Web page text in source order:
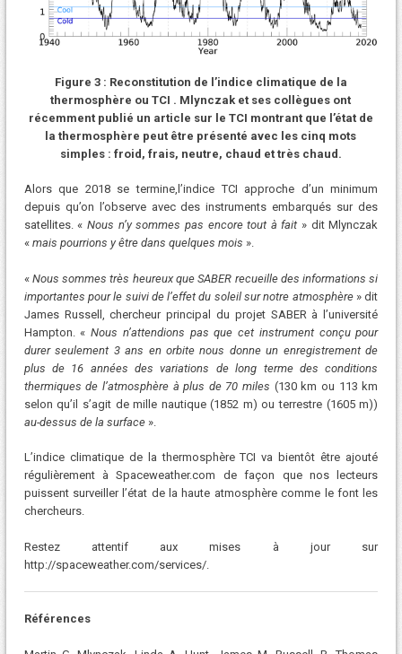
Figure 3 : Reconstitution de l’indice climatique de la
thermosphère ou TCI . Mlynczak et ses collègues ont
récemment publié un article sur le TCI montrant que l’état de
la thermosphère peut être présenté avec les cinq mots
simples : froid, frais, neutre, chaud et très chaud.
Alors que 2018 se termine,l’indice TCI approche d’un minimum
depuis qu’on l’observe avec des instruments embarqués sur des
satellites. « Nous n’y sommes pas encore tout à fait » dit Mlynczak
« mais pourrions y être dans quelques mois ».
« Nous sommes très heureux que SABER recueille des informations si
importantes pour le suivi de l’effet du soleil sur notre atmosphère» dit
James Russell, chercheur principal du projet SABER à l’université
Hampton. «Nous n’attendions pas que cet instrument conçu pour
durer seulement 3 ans en orbite nous donne un enregistrement de
plus de 16 années des variations de long terme des conditions
thermiques de l’atmosphère à plus de 70 miles (130 km ou 113 km
selon qu’il s’agit de mille nautique (1852 m) ou terrestre (1605 m))
au-dessus de la surface».
L’indice climatique de la thermosphère TCI va bientôt être ajouté
régulièrement à Spaceweather.com de façon que nos lecteurs
puissent surveiller l’état de la haute atmosphère comme le font les
chercheurs.
Restez attentif aux mises à jour sur
http://spaceweather.com/services/.
Références